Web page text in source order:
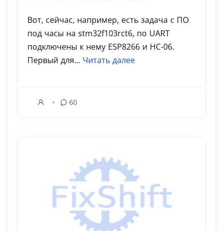
Вот, сейчас, например, есть задача с ПО
под часы на stm32f103rct6, по UART
подключены к нему ESP8266 и HC-06.
Первый для... Читать далее
60